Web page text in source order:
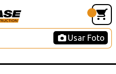
Usar Foto